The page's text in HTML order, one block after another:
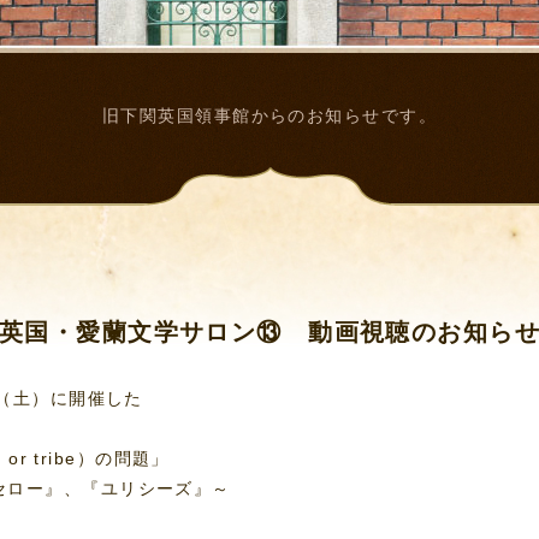
旧下関英国領事館からのお知らせです。
国・愛蘭文学サロン⑬ 動画視聴のお知ら
土）に開催した
tribe）の問題」
ー』、『ユリシーズ』～